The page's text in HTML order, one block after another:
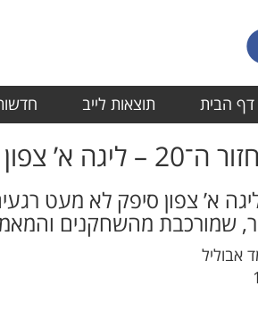
דף הבית תוצאות לייב
א’ צפון
א’ צפון סיפק לא מעט
שמורכבת מהשחקנים
אבוליל